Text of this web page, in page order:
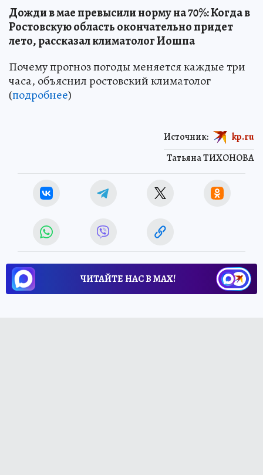
Дожди в мае превысили норму на 70%: Когда в
Ростовскую область окончательно придет
лето, рассказал климатолог Иошпа
Почему прогноз погоды меняется каждые три
часа, объяснил ростовский климатолог
(подробнее)
Татьяна ТИХОНОВА
Источник: kp.ru
ЧИТАЙТЕ НАС В МАХ!